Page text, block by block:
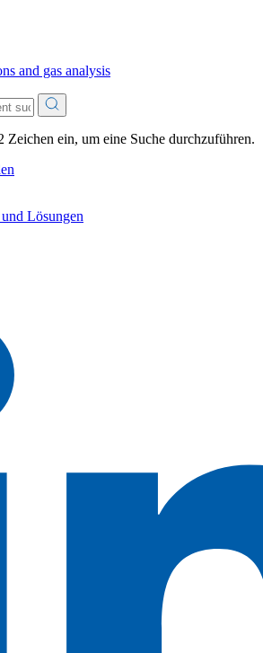
and gas analysis
Zeichen ein, um eine Suche durchzuführen.
Lösungen